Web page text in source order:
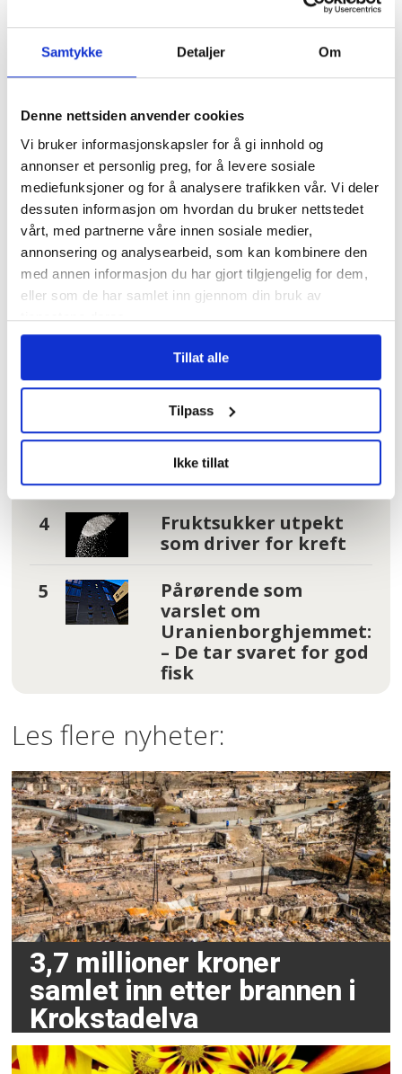
Samtykke Detaljer Om
Denne nettsiden anvender cookies
Vi bruker informasjonskapsler for å gi innhold og
annonser et personlig preg, for å levere sosiale
mediefunksjoner og for å analysere trafikken vår. Vi deler
dessuten informasjon om hvordan du bruker nettstedet
vårt, med partnerne våre innen sosiale medier,
annonsering og analysearbeid, som kan kombinere den
med annen informasjon du har gjort tilgjengelig for dem,
eller som de har samlet inn gjennom din bruk av
tjenestene deres.
Tillat alle
Tilpass
Ikke tillat
| Siste sju dager
Hundrevis av
ansatte i Oslo
kommune uten
faste oppgaver: –
Føler meg plassert
på loftet og glemt
Tannhelse: Se om du
har krav på gratis
tannbehandling
uten å vite det
I kø for å bli enige
om lønna. Sjekk hele
lista her
Fruktsukker utpekt
som driver for kreft
Pårørende som
varslet om
Uranienborghjemmet:
– De tar svaret for god
fisk
Les flere nyheter:
3,7 millioner kroner
samlet inn etter brannen i
Krokstadelva